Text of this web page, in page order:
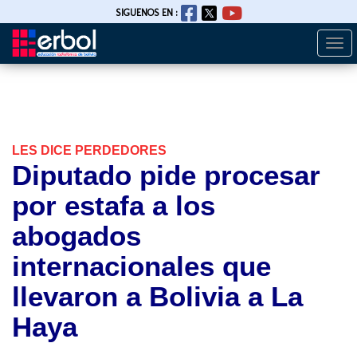
Pasar
SIGUENOS EN :
LES DICE PERDEDORES
Diputado pide procesar
por estafa a los
abogados
internacionales que
llevaron a Bolivia a La
Haya